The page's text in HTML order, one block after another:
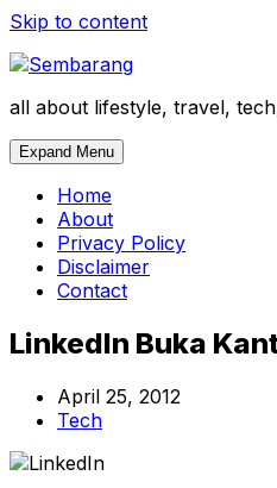
Skip to content
all about lifestyle, travel,
Expand Menu
Home
About
Privacy Policy
Disclaimer
Contact
LinkedIn Buka
April 25, 2012
Tech